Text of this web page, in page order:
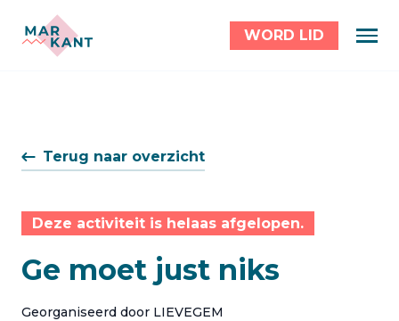
WORD LID
Terug naar overzicht
Deze activiteit is helaas afgelopen.
Ge moet just niks
Georganiseerd door LIEVEGEM